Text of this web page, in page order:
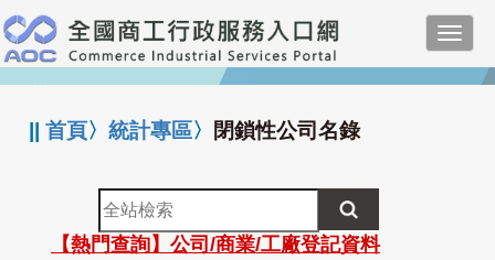
跳
到
主
要
:::
||首頁〉統計專區〉 閉鎖性公司名錄
全
站
檢
【熱門查詢】公司/商業/工廠登記資料